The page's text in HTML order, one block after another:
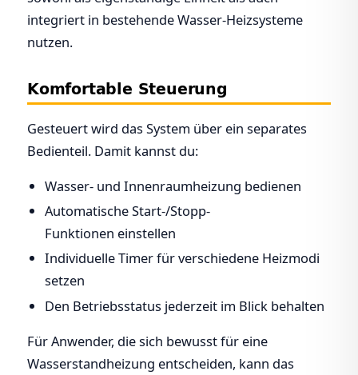
integriert in bestehende Wasser-Heizsysteme
nutzen.
Komfortable Steuerung
Gesteuert wird das System über ein separates
Bedienteil. Damit kannst du:
Wasser- und Innenraumheizung bedienen
Automatische Start-/Stopp-
Funktionen einstellen
Individuelle Timer für verschiedene Heizmodi
setzen
Den Betriebsstatus jederzeit im Blick behalten
Für Anwender, die sich bewusst für eine
Wasserstandheizung entscheiden, kann das